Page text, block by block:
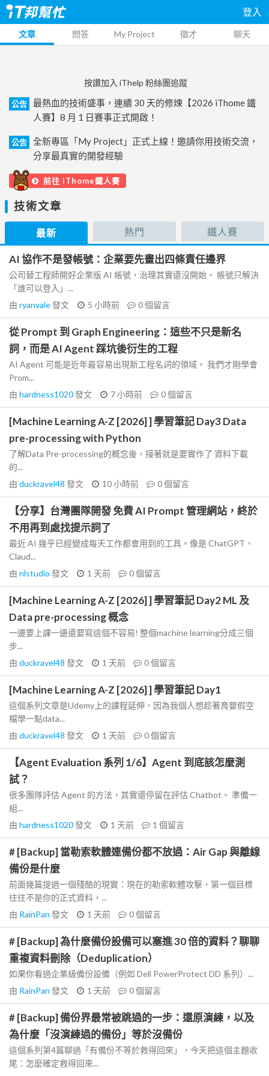
登入
文章 問答 My Project 徵才 聊天
按讚加入 iThelp 粉絲團追蹤
公告
最熱血的技術盛事，連續 30 天的修煉【2026 iThome 鐵
人賽】8 月 1 日賽事正式開啟！
公告
全新專區「My Project」正式上線！邀請你用技術交流，
分享最真實的開發經驗
前往 iThome鐵人賽
技術文章
最新 熱門 鐵人賽
AI 協作不是發帳號：企業要先畫出四條責任邊界
公司替工程師開好企業版 AI 帳號，治理其實還沒開始。 帳號只解決
「誰可以登入」...
由 ryanvale發文 5 小時前 0個留言
從 Prompt 到 Graph Engineering：這些不只是新名
詞，而是 AI Agent 踩坑後衍生的工程
AI Agent 可能是近年最容易出現新工程名詞的領域。 我們才剛學會
Prom...
由 hardness1020發文 7 小時前 0個留言
[Machine Learning A-Z [2026] ] 學習筆記 Day3 Data
pre-processing with Python
了解Data Pre-processing的概念後，接著就是要實作了 資料下載
的...
由 duckravel48 發文 10 小時前 0個留言
【分享】台灣團隊開發 免費 AI Prompt 管理網站，終於
不用再到處找提示詞了
最近 AI 幾乎已經變成每天工作都會用到的工具。像是 ChatGPT、
Claud...
由 nlstudio 發文 1 天前 0個留言
[Machine Learning A-Z [2026] ] 學習筆記 Day2 ML 及
Data pre-processing 概念
一邊要上課一邊還要寫這個不容易! 整個machine learning分成三個
步...
由 duckravel48 發文 1 天前 0個留言
[Machine Learning A-Z [2026] ] 學習筆記 Day1
這個系列文章是Udemy上的課程延伸，因為我個人想趁著育嬰假空
檔學一點data...
由 duckravel48 發文 1 天前 0個留言
【Agent Evaluation 系列 1/6】Agent 到底該怎麼測
試？
很多團隊評估 Agent 的方法，其實還停留在評估 Chatbot。 準備一
組...
由 hardness1020發文 1 天前 1 個留言
# [Backup] 當勒索軟體連備份都不放過：Air Gap 與離線
備份是什麼
前面幾篇提過一個殘酷的現實：現在的勒索軟體攻擊，第一個目標
往往不是你的正式資料，...
由 RainPan 發文 1 天前 0個留言
# [Backup] 為什麼備份設備可以塞進 30 倍的資料？聊聊
重複資料刪除（Deduplication）
如果你看過企業級備份設備（例如 Dell PowerProtect DD 系列）...
由 RainPan 發文 1 天前 0個留言
# [Backup] 備份界最常被跳過的一步：還原演練，以及
為什麼「沒演練過的備份」等於沒備份
這個系列第4篇聊過「有備份不等於救得回來」，今天把這個主題收
尾：怎麼確定救得回來...